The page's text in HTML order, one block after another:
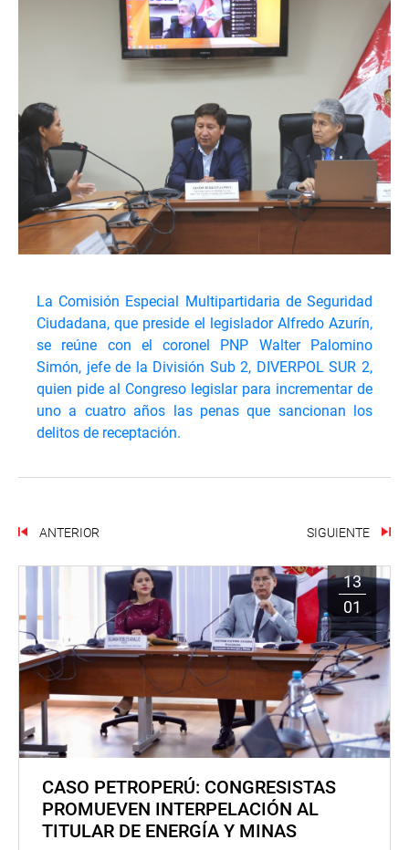
La Comisión Especial Multipartidaria de Seguridad
Ciudadana, que preside el legislador Alfredo Azurín,
se reúne con el coronel PNP Walter Palomino
Simón, jefe de la División Sub 2, DIVERPOL SUR 2,
quien pide al Congreso legislar para incrementar de
uno a cuatro años las penas que sancionan los
delitos de receptación.
ANTERIOR SIGUIENTE
13
01
CASO PETROPERÚ: CONGRESISTAS
PROMUEVEN INTERPELACIÓN AL
TITULAR DE ENERGÍA Y MINAS